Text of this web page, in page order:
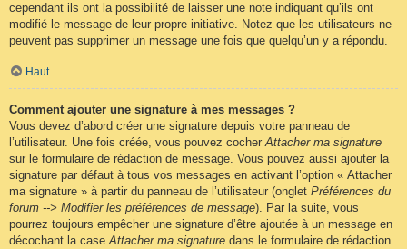
cependant ils ont la possibilité de laisser une note indiquant qu’ils ont
modifié le message de leur propre initiative. Notez que les utilisateurs ne
peuvent pas supprimer un message une fois que quelqu’un y a répondu.
Haut
Comment ajouter une signature à mes messages ?
Vous devez d’abord créer une signature depuis votre panneau de
l’utilisateur. Une fois créée, vous pouvez cocherAttacher ma signature
sur le formulaire de rédaction de message. Vous pouvez aussi ajouter la
signature par défaut à tous vos messages en activant l’option « Attacher
ma signature » à partir du panneau de l’utilisateur (onglet Préférences du
forum --> Modifier les préférences de message). Par la suite, vous
pourrez toujours empêcher une signature d’être ajoutée à un message en
décochant la caseAttacher ma signature dans le formulaire de rédaction